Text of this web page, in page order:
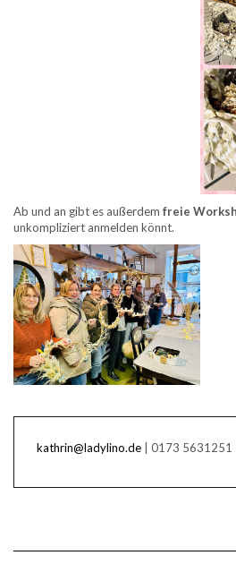
Ab und an gibt es außerdem freie
unkompliziert anmelden könnt.
kathrin@ladylino.de | 0173 5631251